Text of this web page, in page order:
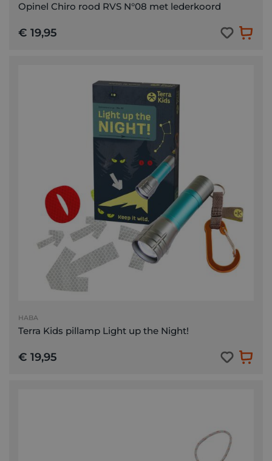
Opinel Chiro rood RVS N°08 met lederkoord
€ 19,95
HABA
Terra Kids pillamp Light up the Night!
€ 19,95